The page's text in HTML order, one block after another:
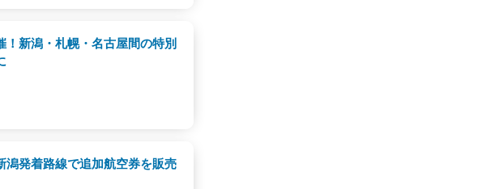
！新潟・札幌・名古屋間の特別
潟発着路線で追加航空券を販売